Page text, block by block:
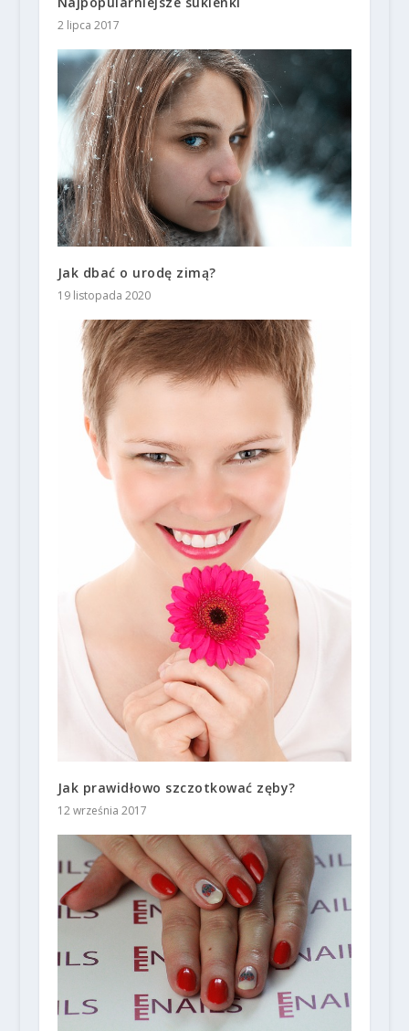
2 lipca 2017
Jak dbać o urodę zimą?
19 listopada 2020
Jak prawidłowo szczotkować zęby?
12 września 2017